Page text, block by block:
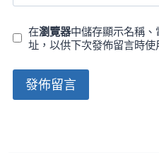
在瀏覽器中儲存顯示名稱
址，以供下次發佈留言時使